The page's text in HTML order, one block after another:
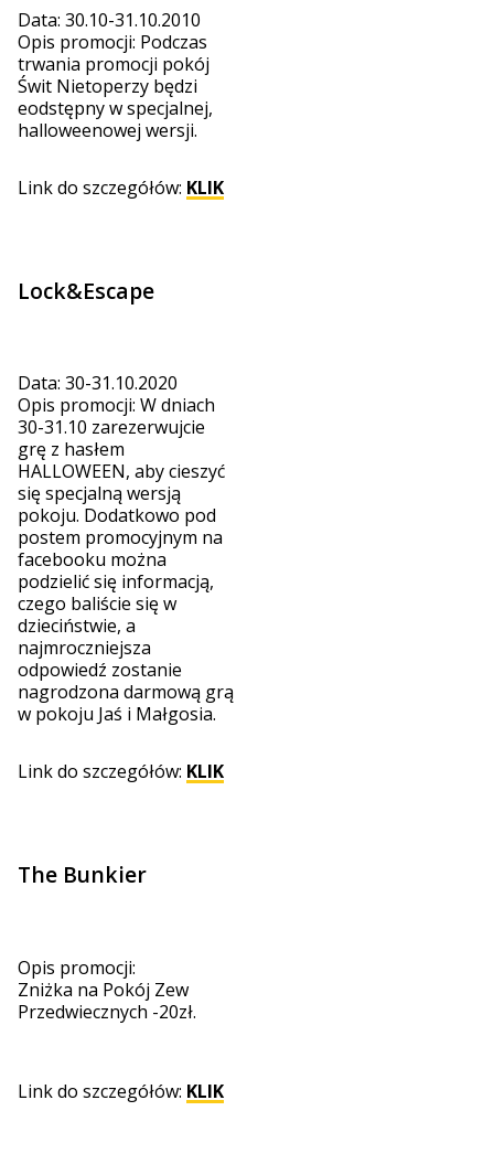
Data: 30.10-31.10.2010
Opis promocji: Podczas
trwania promocji pokój
Świt Nietoperzy będzi
eodstępny w specjalnej,
halloweenowej wersji.
Link do szczegółów: KLIK
Lock&Escape
Data: 30-31.10.2020
Opis promocji: W dniach
30-31.10 zarezerwujcie
grę z hasłem
HALLOWEEN, aby cieszyć
się specjalną wersją
pokoju. Dodatkowo pod
postem promocyjnym na
facebooku można
podzielić się informacją,
czego baliście się w
dzieciństwie, a
najmroczniejsza
odpowiedź zostanie
nagrodzona darmową grą
w pokoju Jaś i Małgosia.
Link do szczegółów: KLIK
The Bunkier
Opis promocji:
Zniżka na Pokój Zew
Przedwiecznych -20zł.
Link do szczegółów: KLIK